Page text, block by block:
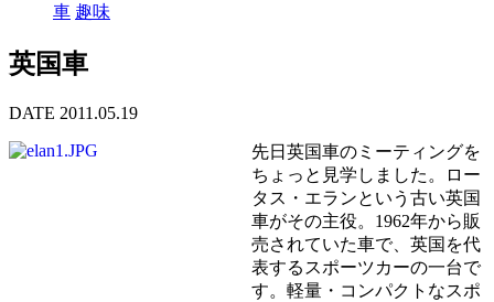
車 趣味
英国車
DATE 2011.05.19
先日英国車のミーティングを
ちょっと見学しました。ロー
タス・エランという古い英国
車がその主役。1962年から販
売されていた車で、英国を代
表するスポーツカーの一台で
す。軽量・コンパクトなスポ